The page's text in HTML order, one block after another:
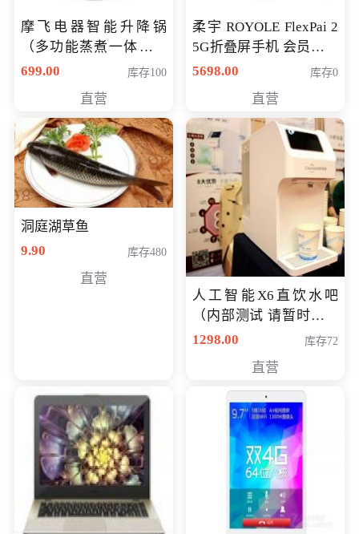
摩飞电器智能升降锅
（多功能蒸煮一体锅）
（智能升降养生锅） 会
699.00 库存100
直营
柔宇 ROYOLE FlexPai 2
5G折叠屏手机 会员专享
购买价格 4998元
5698.00 库存0
直营
洞庭湖草鱼
9.90
库存480
直营
人工智能X6直饮水吧
（内部测试 请暂时不要
购买）
1298.00 库存72
直营